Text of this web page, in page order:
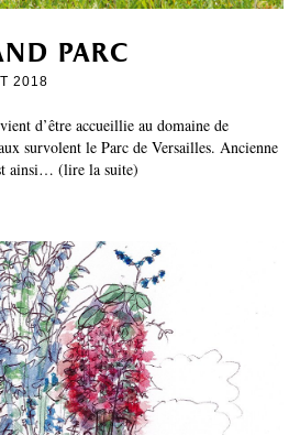
parc
2018
d’être accueillie au domaine de
survolent le Parc de Versailles. Ancienne
ainsi… (lire la suite)